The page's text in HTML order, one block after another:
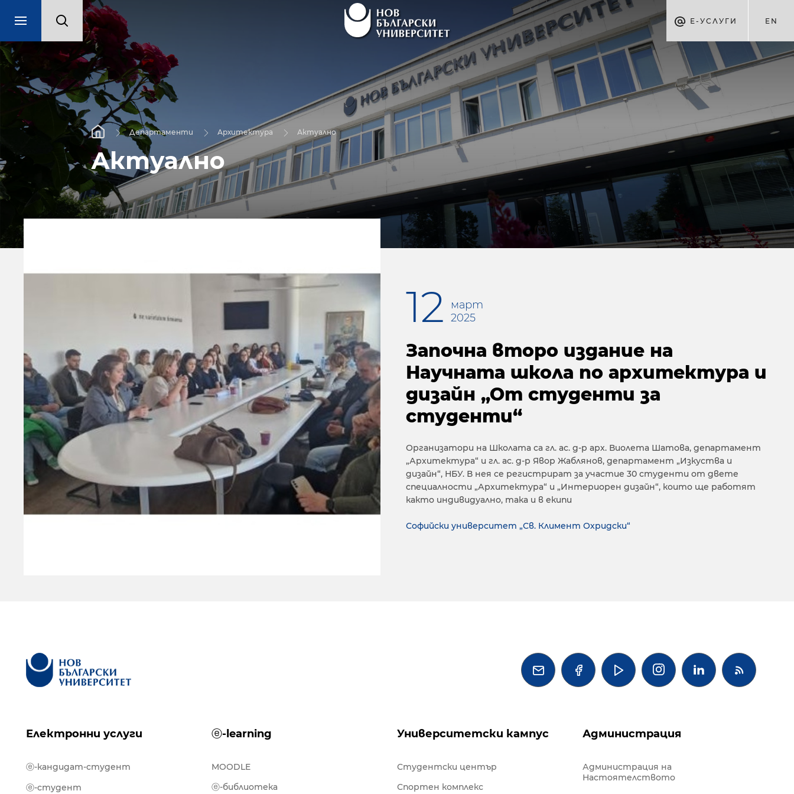
Е-УСЛУГИ EN
Департаменти Архитектура Актуално
Актуално
12
март
2025
Започна второ издание на
Научната школа по архитектура и
дизайн „От студенти за
студенти“
Организатори на Школата са гл. ас. д-р арх. Виолета Шатова, департамент
„Архитектура“ и гл. ас. д-р Явор Жаблянов, департамент „Изкуства и
дизайн“, НБУ. В нея се регистрират за участие 30 студенти от двете
специалности „Архитектура“ и „Интериорен дизайн“, които ще работят
както индивидуално, така и в екипи
Софийски университет „Св. Климент Охридски“
   
Електронни услуги ⓔ-learning Университетски кампус Администрация
ⓔ-кандидат-студент
ⓔ-студент
MOODLE
ⓔ-библиотека
Студентски център
Спортен комплекс
Администрация на
Настоятелството